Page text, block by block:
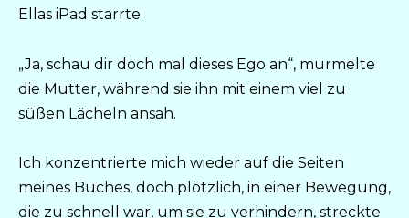
Ellas iPad starrte.
„Ja, schau dir doch mal dieses Ego an“, murmelte
die Mutter, während sie ihn mit einem viel zu
süßen Lächeln ansah.
Ich konzentrierte mich wieder auf die Seiten
meines Buches, doch plötzlich, in einer Bewegung,
die zu schnell war, um sie zu verhindern, streckte